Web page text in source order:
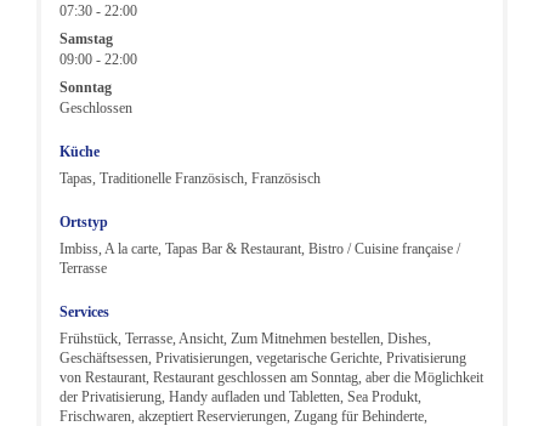
07:30 - 22:00
Samstag
09:00 - 22:00
Sonntag
Geschlossen
Küche
Tapas, Traditionelle Französisch, Französisch
Ortstyp
Imbiss, A la carte, Tapas Bar & Restaurant, Bistro / Cuisine française /
Terrasse
Services
Frühstück, Terrasse, Ansicht, Zum Mitnehmen bestellen, Dishes,
Geschäftsessen, Privatisierungen, vegetarische Gerichte, Privatisierung
von Restaurant, Restaurant geschlossen am Sonntag, aber die Möglichkeit
der Privatisierung, Handy aufladen und Tabletten, Sea Produkt,
Frischwaren, akzeptiert Reservierungen, Zugang für Behinderte,